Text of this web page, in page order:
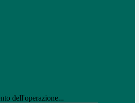
dell'operazione...